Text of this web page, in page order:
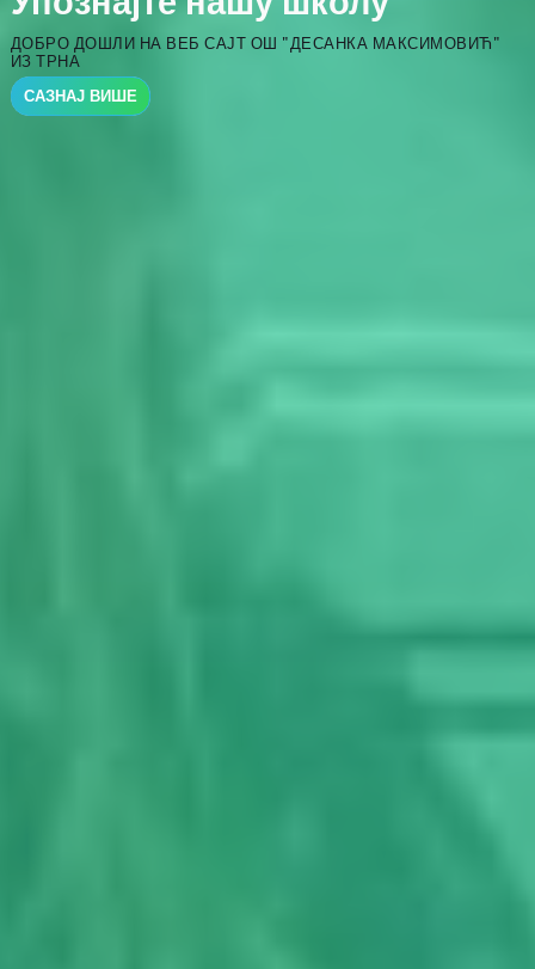
ДОБРО ДОШЛИ НА ВЕБ САЈТ ОШ "ДЕСАНКА МАКСИМОВИЋ"
ИЗ ТРНА
САЗНАЈ ВИШЕ